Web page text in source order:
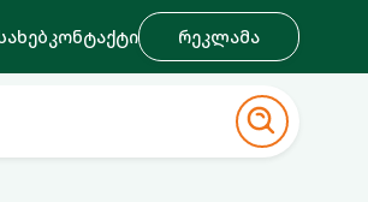
კონტაქტი რეკლამა